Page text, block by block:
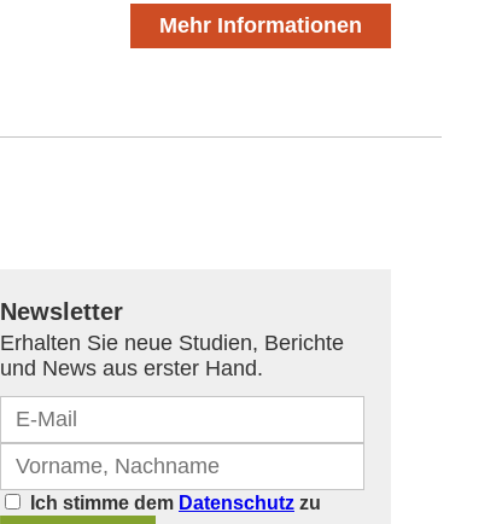
Mehr Informationen
Newsletter
Erhalten Sie neue Studien, Berichte
und News aus erster Hand.
Ich stimme dem Datenschutz zu